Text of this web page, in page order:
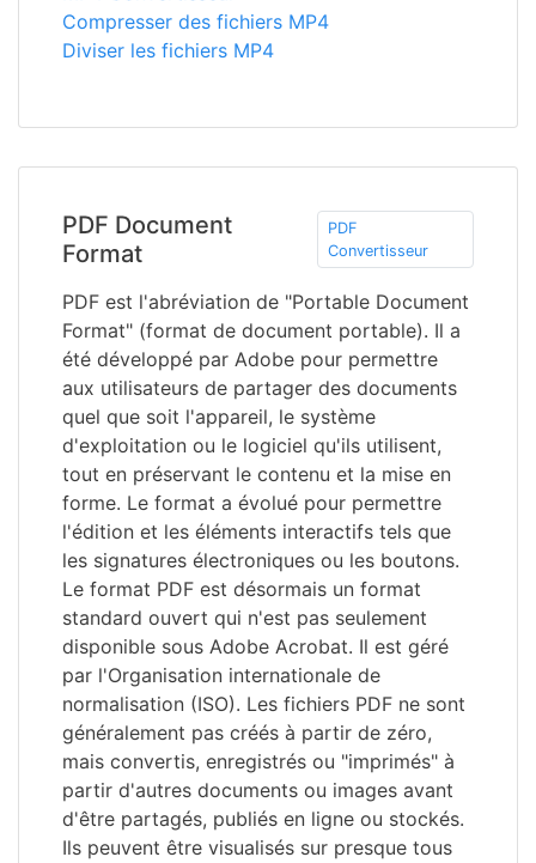
Compresser des fichiers MP4
Diviser les fichiers MP4
PDF Document
Format
PDF
Convertisseur
PDF est l'abréviation de "Portable Document
Format" (format de document portable). Il a
été développé par Adobe pour permettre
aux utilisateurs de partager des documents
quel que soit l'appareil, le système
d'exploitation ou le logiciel qu'ils utilisent,
tout en préservant le contenu et la mise en
forme. Le format a évolué pour permettre
l'édition et les éléments interactifs tels que
les signatures électroniques ou les boutons.
Le format PDF est désormais un format
standard ouvert qui n'est pas seulement
disponible sous Adobe Acrobat. Il est géré
par l'Organisation internationale de
normalisation (ISO). Les fichiers PDF ne sont
généralement pas créés à partir de zéro,
mais convertis, enregistrés ou "imprimés" à
partir d'autres documents ou images avant
d'être partagés, publiés en ligne ou stockés.
Ils peuvent être visualisés sur presque tous